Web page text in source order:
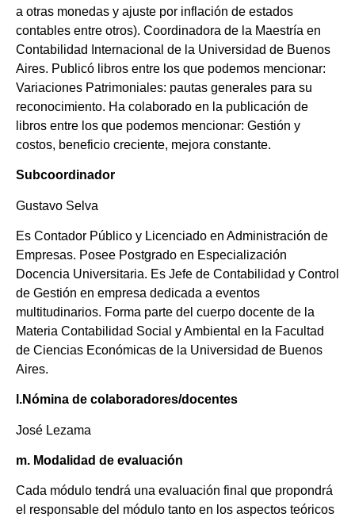
a otras monedas y ajuste por inflación de estados
contables entre otros). Coordinadora de la Maestría en
Contabilidad Internacional de la Universidad de Buenos
Aires. Publicó libros entre los que podemos mencionar:
Variaciones Patrimoniales: pautas generales para su
reconocimiento. Ha colaborado en la publicación de
libros entre los que podemos mencionar: Gestión y
costos, beneficio creciente, mejora constante.
Subcoordinador
Gustavo Selva
Es Contador Público y Licenciado en Administración de
Empresas. Posee Postgrado en Especialización
Docencia Universitaria. Es Jefe de Contabilidad y Control
de Gestión en empresa dedicada a eventos
multitudinarios. Forma parte del cuerpo docente de la
Materia Contabilidad Social y Ambiental en la Facultad
de Ciencias Económicas de la Universidad de Buenos
Aires.
l.Nómina de colaboradores/docentes
José Lezama
m. Modalidad de evaluación
Cada módulo tendrá una evaluación final que propondrá
el responsable del módulo tanto en los aspectos teóricos